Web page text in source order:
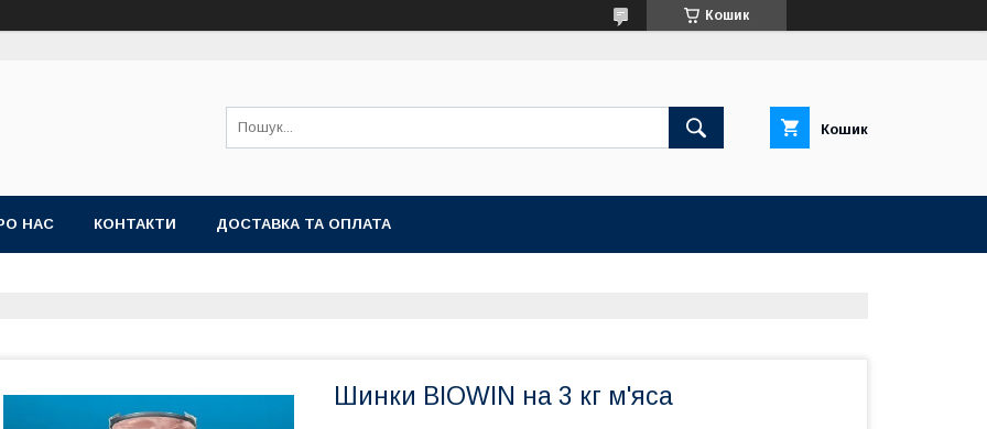
Кошик
Кошик
НАС КОНТАКТИ ДОСТАВКА ТА ОПЛАТА
Шинки ВIOWIN на 3 кг м'яса